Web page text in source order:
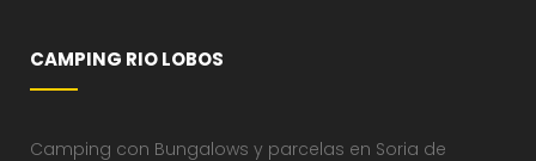
CAMPING RIO LOBOS
Camping con Bungalows y parcelas en Soria de